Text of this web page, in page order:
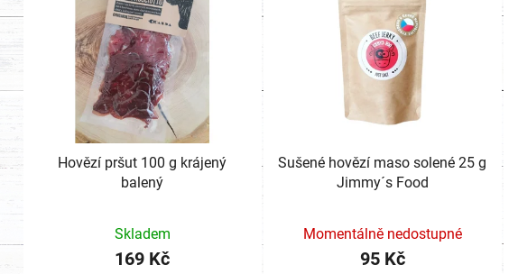
Hovězí pršut 100 g krájený
balený
Skladem
169 Kč
Sušené hovězí maso solené 25 g
Jimmy´s Food
Momentálně nedostupné
95 Kč